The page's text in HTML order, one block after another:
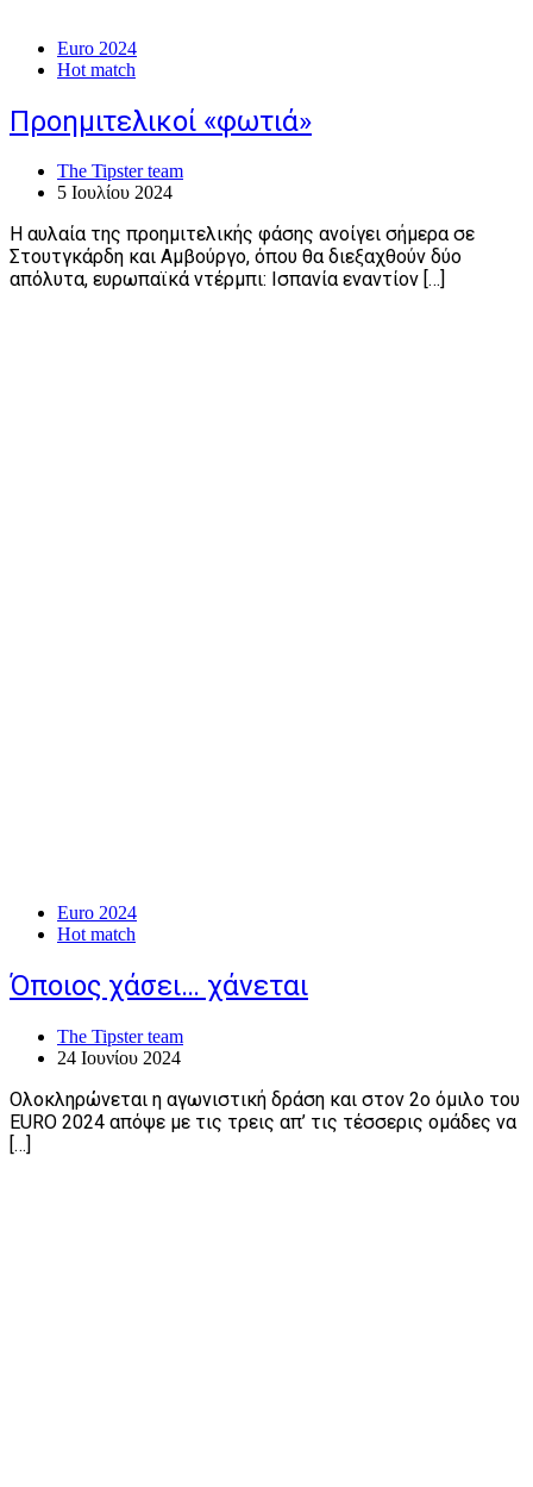
Euro 2024
Hot match
Προημιτελικοί «φωτιά»
The Tipster team
5 Ιουλίου 2024
Η αυλαία της προημιτελικής φάσης ανοίγει σήμερα σε
Στουτγκάρδη και Αμβούργο, όπου θα διεξαχθούν δύο
απόλυτα, ευρωπαϊκά ντέρμπι: Ισπανία εναντίον […]
Euro 2024
Hot match
Όποιος χάσει… χάνεται
The Tipster team
24 Ιουνίου 2024
Ολοκληρώνεται η αγωνιστική δράση και στον 2ο όμιλο του
EURO 2024 απόψε με τις τρεις απ’ τις τέσσερις ομάδες να
[…]